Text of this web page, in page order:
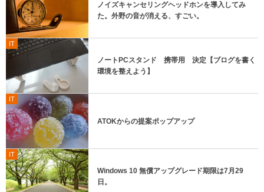
ノイズキャンセリングヘッドホンを導入してみ
た。外野の音が消える、すごい。
IT
ノートPCスタンド 携帯用 決定【ブログを書く
環境を整えよう】
IT
ATOKからの提案ポップアップ
IT
Windows 10 無償アップグレード期限は7月29
日。